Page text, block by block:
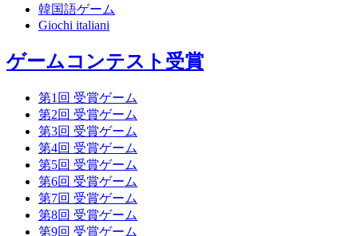
韓国語ゲーム
Giochi italiani
ゲームコンテスト受賞
第1回 受賞ゲーム
第2回 受賞ゲーム
第3回 受賞ゲーム
第4回 受賞ゲーム
第5回 受賞ゲーム
第6回 受賞ゲーム
第7回 受賞ゲーム
第8回 受賞ゲーム
第9回 受賞ゲーム